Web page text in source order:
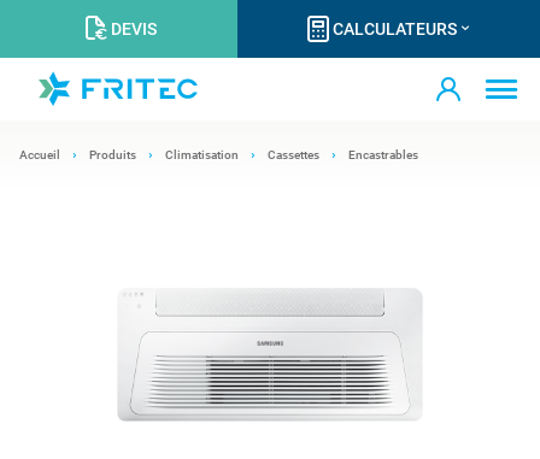
DEVIS CALCULATEURS
Accueil Produits Climatisation Cassettes Encastrables